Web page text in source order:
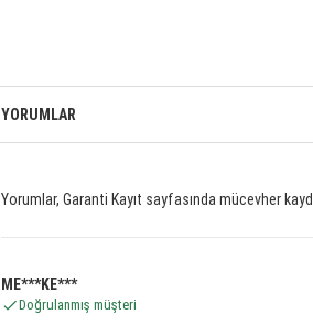
YORUMLAR
Yorumlar, Garanti Kayıt sayfasında mücevher
ME***KE***
Doğrulanmış müşteri